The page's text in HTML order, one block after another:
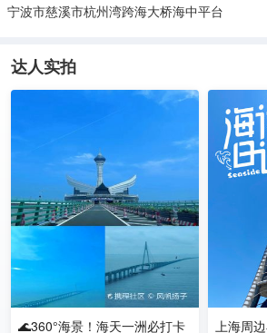
宁波市慈溪市杭州湾跨海大桥海中平台
达人实拍
🌊360°海景！海天一洲必打卡
上海周